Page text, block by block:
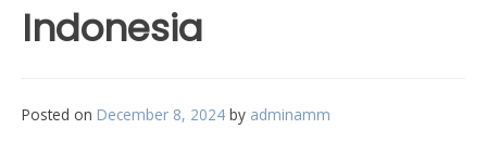
Indonesia
Posted on December 8, 2024 by adminamm